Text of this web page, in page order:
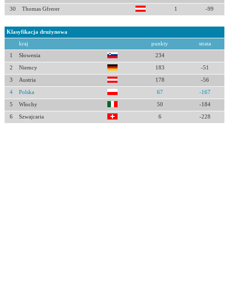
30 Thomas Gfrerer 1 -99
Klasyfikacja drużynowa
kraj punkty strata
1 Słowenia 234
2 Niemcy 183 -51
3 Austria 178 -56
4 Polska 67 -167
5 Włochy 50 -184
6 Szwajcaria 6 -228